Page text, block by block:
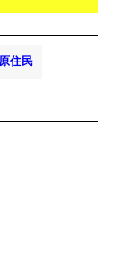
原住民